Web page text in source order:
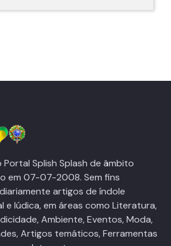
Splish Splash de âmbito
em 07-07-2008. Sem fins
artigos de índole
e lúdica, em áreas como Literatura,
Ambiente, Eventos, Moda,
Artigos temáticos, Ferramentas